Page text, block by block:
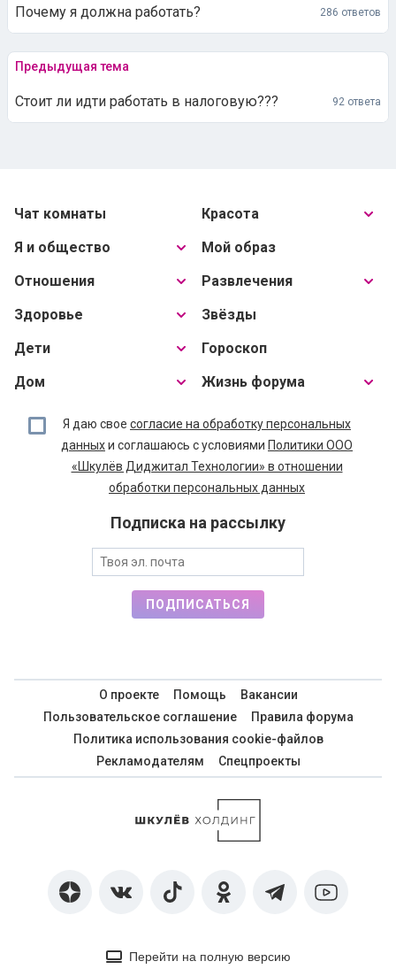
Почему я должна работать? 286 ответов
Предыдущая тема
Стоит ли идти работать в налоговую??? 92 ответа
Чат комнаты
Я и общество
Отношения
Здоровье
Дети
Дом
Красота
Мой образ
Развлечения
Звёзды
Гороскоп
Жизнь форума
Я даю свое согласие на обработку персональных
данныхи соглашаюсь с условиями Политики ООО
«Шкулёв Диджитал Технологии» в отношении
обработки персональных данных
Подписка на рассылку
ПОДПИСАТЬСЯ
О проекте Помощь
Вакансии
Пользовательское соглашение
Правила форума
Политика использования cookie-файлов
Рекламодателям
Спецпроекты
Перейти на полную версию